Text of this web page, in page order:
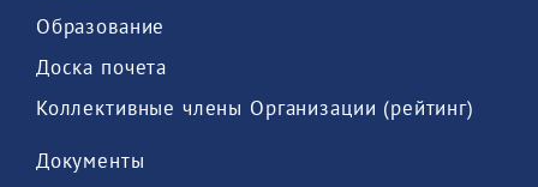
Образование
Доска почета
Коллективные члены Организации (рейтинг)
Документы